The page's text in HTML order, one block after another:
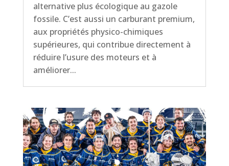
alternative plus écologique au gazole
fossile. C’est aussi un carburant premium,
aux propriétés physico-chimiques
supérieures, qui contribue directement à
réduire l’usure des moteurs et à
améliorer...